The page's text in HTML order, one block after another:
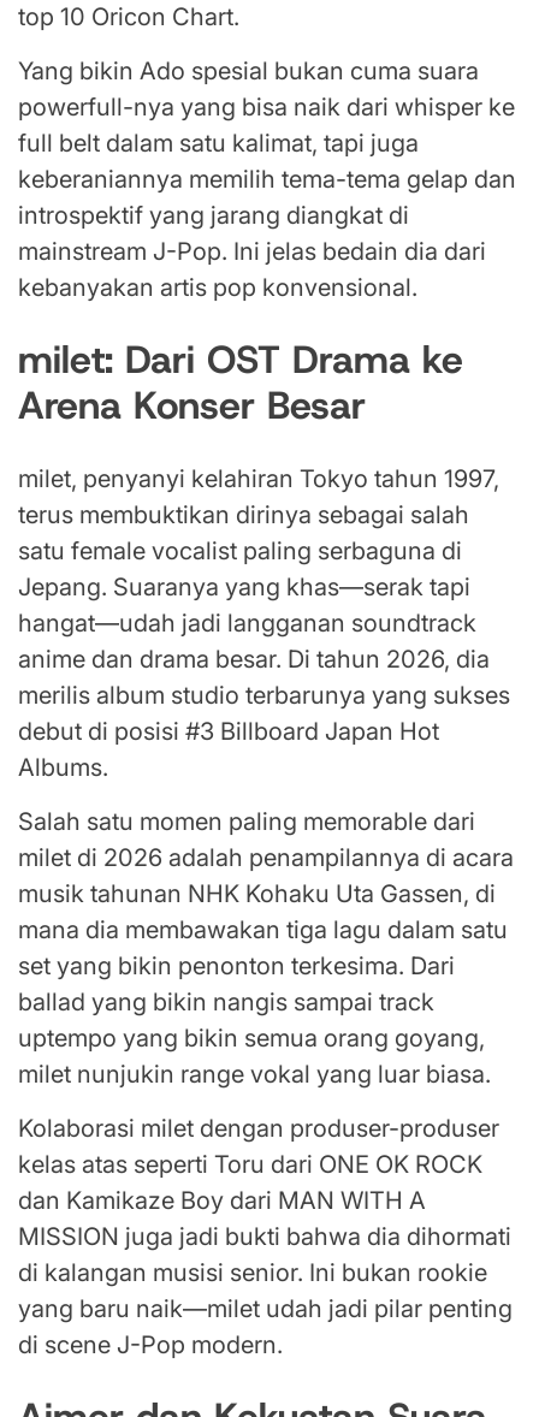
top 10 Oricon Chart.
Yang bikin Ado spesial bukan cuma suara
powerfull-nya yang bisa naik dari whisper ke
full belt dalam satu kalimat, tapi juga
keberaniannya memilih tema-tema gelap dan
introspektif yang jarang diangkat di
mainstream J-Pop. Ini jelas bedain dia dari
kebanyakan artis pop konvensional.
milet: Dari OST Drama ke
Arena Konser Besar
milet, penyanyi kelahiran Tokyo tahun 1997,
terus membuktikan dirinya sebagai salah
satu female vocalist paling serbaguna di
Jepang. Suaranya yang khas—serak tapi
hangat—udah jadi langganan soundtrack
anime dan drama besar. Di tahun 2026, dia
merilis album studio terbarunya yang sukses
debut di posisi #3 Billboard Japan Hot
Albums.
Salah satu momen paling memorable dari
milet di 2026 adalah penampilannya di acara
musik tahunan NHK Kohaku Uta Gassen, di
mana dia membawakan tiga lagu dalam satu
set yang bikin penonton terkesima. Dari
ballad yang bikin nangis sampai track
uptempo yang bikin semua orang goyang,
milet nunjukin range vokal yang luar biasa.
Kolaborasi milet dengan produser-produser
kelas atas seperti Toru dari ONE OK ROCK
dan Kamikaze Boy dari MAN WITH A
MISSION juga jadi bukti bahwa dia dihormati
di kalangan musisi senior. Ini bukan rookie
yang baru naik—milet udah jadi pilar penting
di scene J-Pop modern.